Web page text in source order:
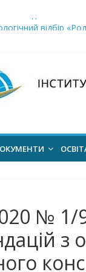
заклади освіти»
відбір
здобуття
№ 1/
з